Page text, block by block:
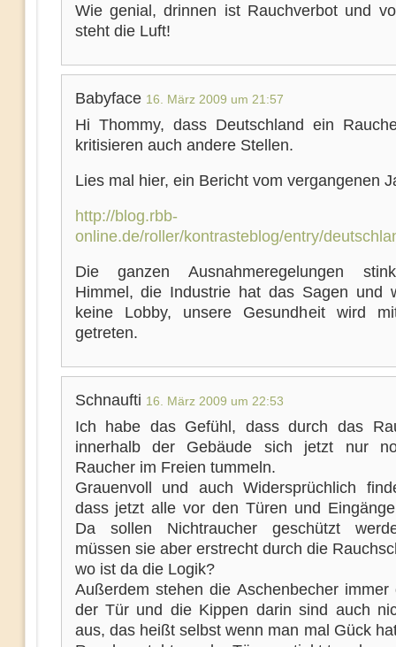
Wie genial, drinnen ist Rauchverbot und
steht die Luft!
Babyface 16. März 2009 um 21:57
Hi Thommy, dass Deutschland ein
kritisieren auch andere Stellen.
Lies mal hier, ein Bericht vom vergangenen
http://blog.rbb-
online.de/roller/kontrasteblog/entry/
Die ganzen Ausnahmeregelungen
Himmel, die Industrie hat das Sagen und
keine Lobby, unsere Gesundheit wird
getreten.
Schnaufti 16. März 2009 um 22:53
Ich habe das Gefühl, dass durch das
innerhalb der Gebäude sich jetzt nur
Raucher im Freien tummeln.
Grauenvoll und auch Widersprüchlich
dass jetzt alle vor den Türen und
Da sollen Nichtraucher geschützt
müssen sie aber erstrecht durch die
wo ist da die Logik?
Außerdem stehen die Aschenbecher immer
der Tür und die Kippen darin sind auch
aus, das heißt selbst wenn man mal Gück